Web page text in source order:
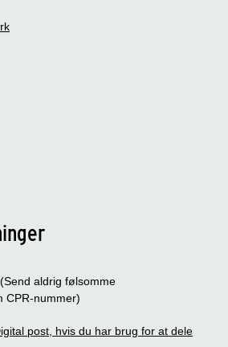
(Send aldrig følsomme
CPR-nummer)
post, hvis du har brug for at dele